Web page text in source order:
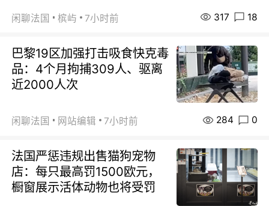
闲聊法国 槟屿 7小时前 317 18
巴黎19区加强打击吸食快克毒
品：4个月拘捕309人、驱离
近2000人次
闲聊法国 网站编辑 7小时前 284 0
法国严惩违规出售猫狗宠物
店：每只最高罚1500欧元，
橱窗展示活体动物也将受罚